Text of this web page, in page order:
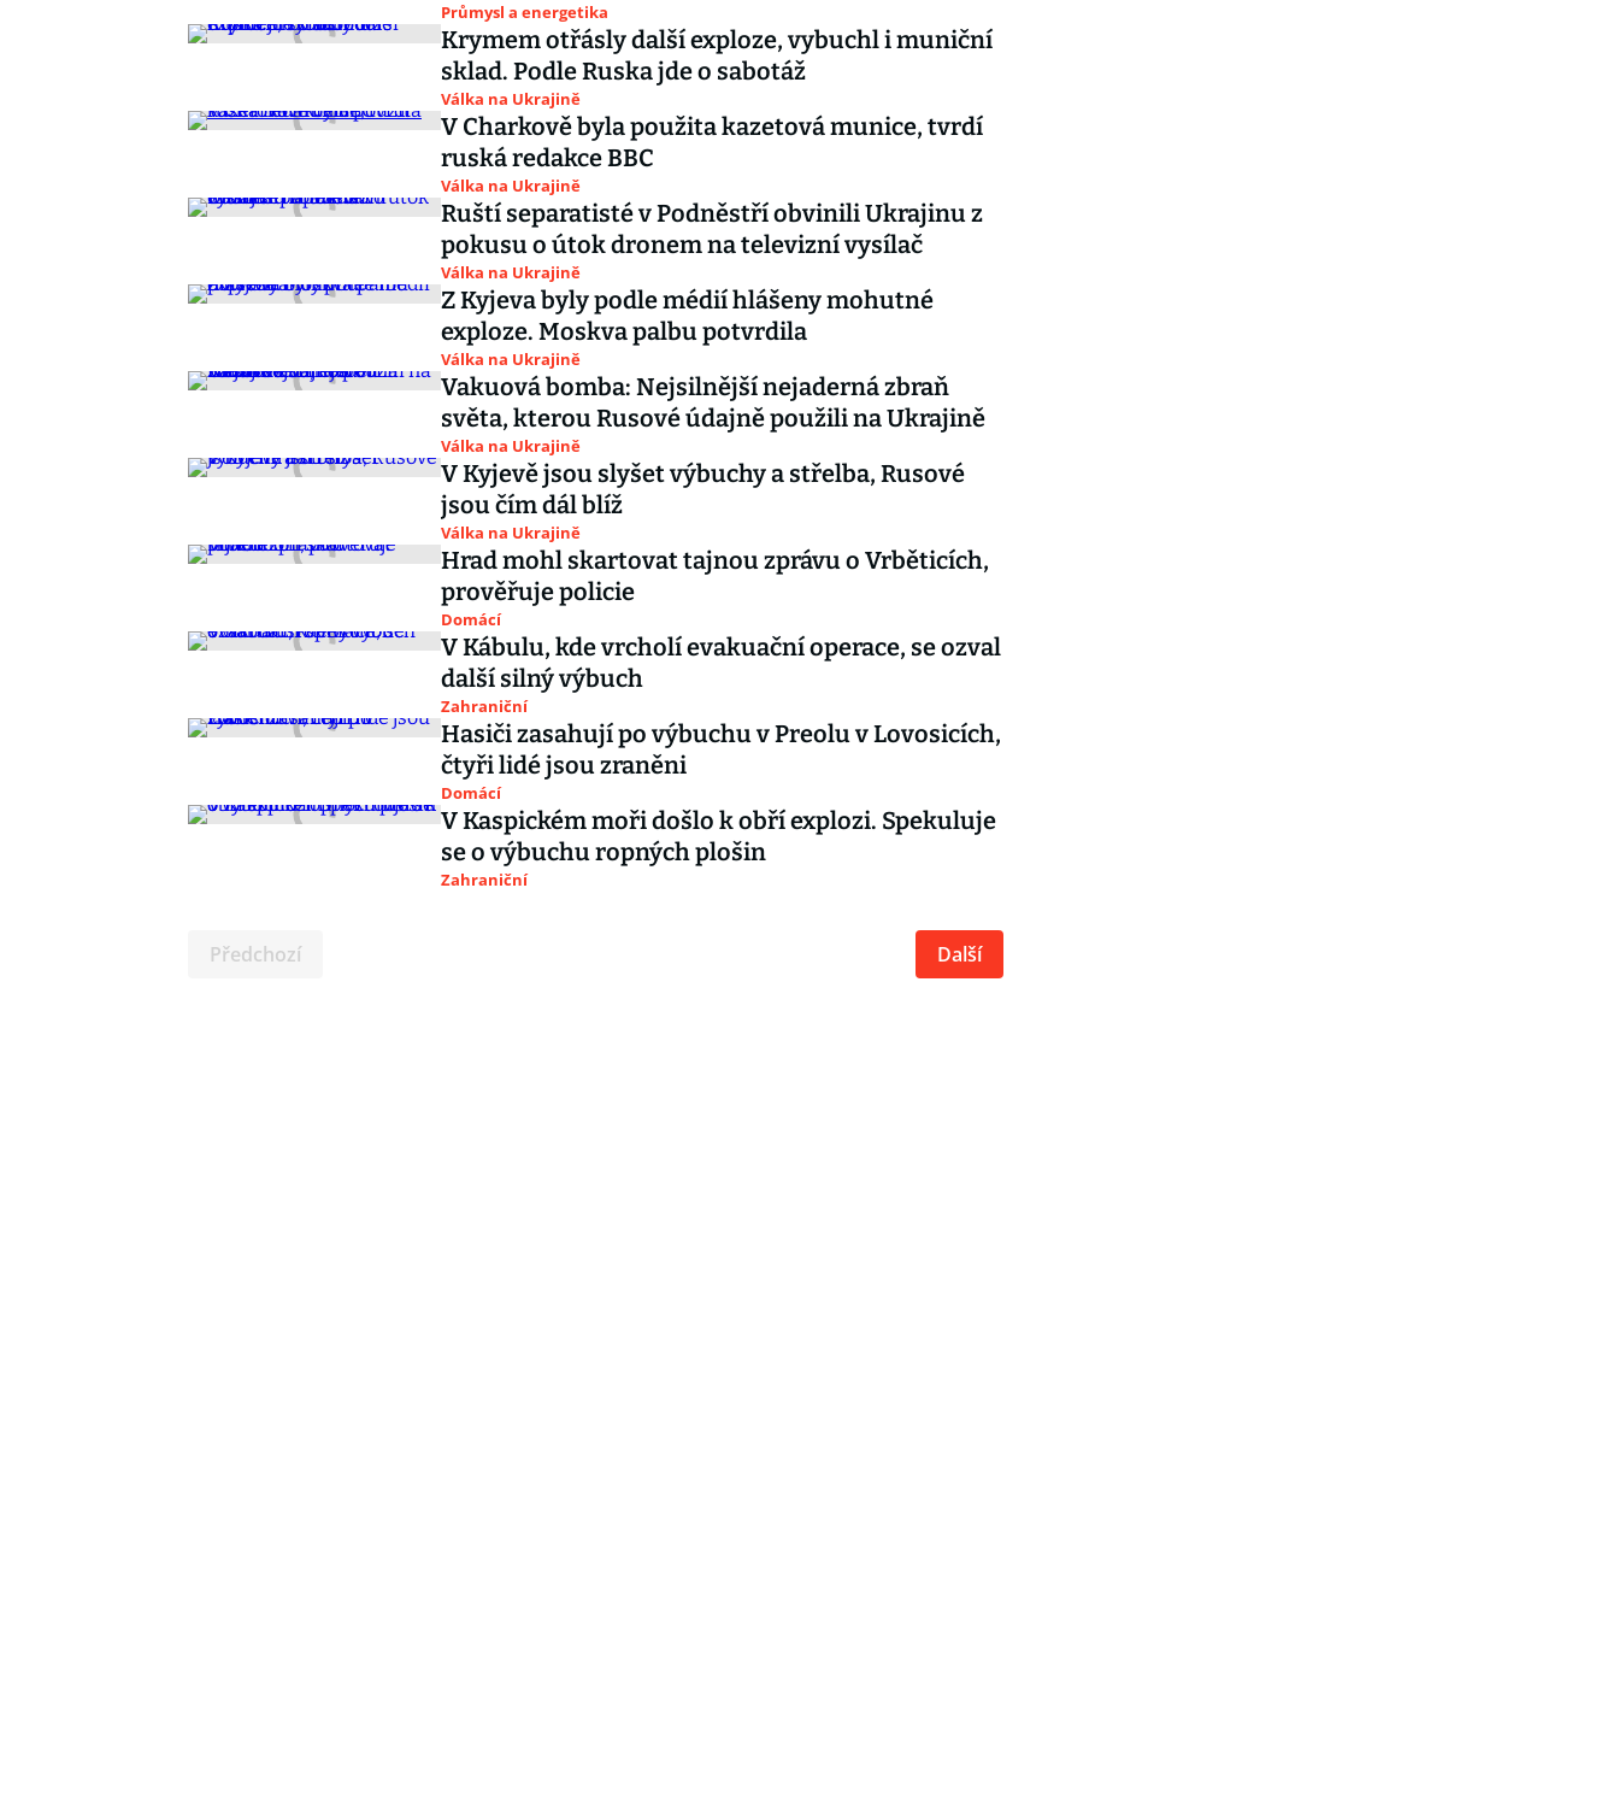
Průmysl a energetika
Krymem otřásly další exploze, vybuchl i muniční
sklad. Podle Ruska jde o sabotáž
Válka na Ukrajině
V Charkově byla použita kazetová munice, tvrdí
ruská redakce BBC
Válka na Ukrajině
Ruští separatisté v Podněstří obvinili Ukrajinu z
pokusu o útok dronem na televizní vysílač
Válka na Ukrajině
Z Kyjeva byly podle médií hlášeny mohutné
exploze. Moskva palbu potvrdila
Válka na Ukrajině
Vakuová bomba: Nejsilnější nejaderná zbraň
světa, kterou Rusové údajně použili na Ukrajině
Válka na Ukrajině
V Kyjevě jsou slyšet výbuchy a střelba, Rusové
jsou čím dál blíž
Válka na Ukrajině
Hrad mohl skartovat tajnou zprávu o Vrběticích,
prověřuje policie
Domácí
V Kábulu, kde vrcholí evakuační operace, se ozval
další silný výbuch
Zahraniční
Hasiči zasahují po výbuchu v Preolu v Lovosicích,
čtyři lidé jsou zraněni
Domácí
V Kaspickém moři došlo k obří explozi. Spekuluje
se o výbuchu ropných plošin
Zahraniční
Předchozí Další